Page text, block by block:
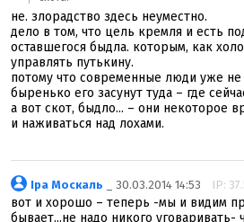
не. злорадство здесь неуместно.
дело в том, что цель кремля и есть
оставшегося быдла. которым, как
управлять путькину.
потому что современные люди уже
быренько его засунут туда – где
а вот скот, быдло... – они некоторое
и наживаться над лохами.
Іра Москаль _ 30.03.2014 14:53 IP:
вот и хорошо – теперь -мы и видим
бывает...не надо никого